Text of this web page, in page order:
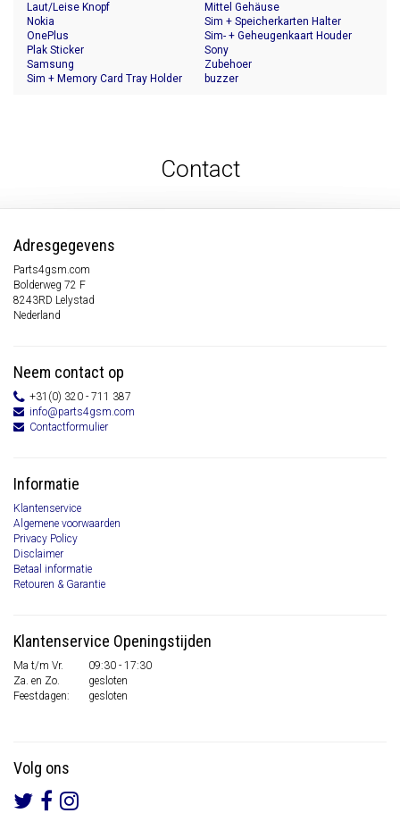
Laut/Leise Knopf
Mittel Gehäuse
Nokia
OnePlus
Plak Sticker
Samsung
Sim + Memory Card Tray Holder
Sim + Speicherkarten Halter
Sim- + Geheugenkaart Houder
Sony
Zubehoer
buzzer
Contact
Adresgegevens
Parts4gsm.com
Bolderweg 72 F
8243RD Lelystad
Nederland
Neem contact op
+31(0) 320 - 711 387
info@parts4gsm.com
Contactformulier
Informatie
Klantenservice
Algemene voorwaarden
Privacy Policy
Disclaimer
Betaal informatie
Retouren & Garantie
Klantenservice Openingstijden
Ma t/m Vr.
09:30 - 17:30
Za. en Zo.
gesloten
Feestdagen:
gesloten
Volg ons